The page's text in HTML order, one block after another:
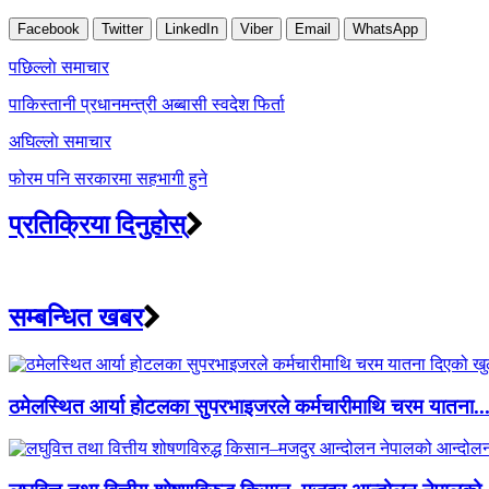
Facebook Twitter LinkedIn Viber Email WhatsApp
Post
navigation
पछिल्लाे समाचार
पाकिस्तानी प्रधानमन्त्री अब्बासी स्वदेश फिर्ता
अघिल्लाे समाचार
फोरम पनि सरकारमा सहभागी हुने
प्रतिक्रिया दिनुहोस्
सम्बन्धित खबर
ठमेलस्थित आर्या होटलका सुपरभाइजरले कर्मचारीमाथि चरम यातना...